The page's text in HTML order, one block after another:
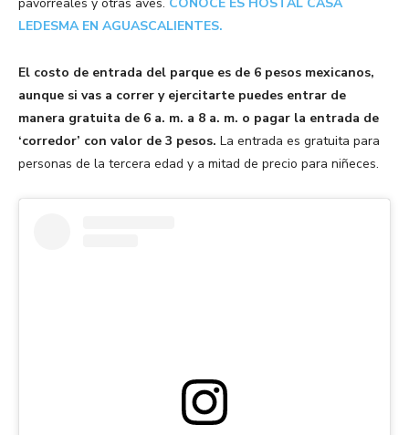
LEDESMA EN AGUASCALIENTES.
El costo de entrada del parque es de 6 pesos mexicanos,
aunque si vas a correr y ejercitarte puedes entrar de
manera gratuita de 6 a. m. a 8 a. m. o pagar la entrada de
‘corredor’ con valor de 3 pesos. La entrada es gratuita para
personas de la tercera edad y a mitad de precio para niñeces.